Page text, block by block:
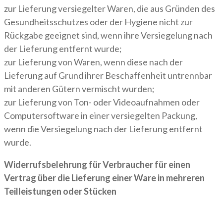
zur Lieferung versiegelter Waren, die aus Gründen des
Gesundheitsschutzes oder der Hygiene nicht zur
Rückgabe geeignet sind, wenn ihre Versiegelung nach
der Lieferung entfernt wurde;
zur Lieferung von Waren, wenn diese nach der
Lieferung auf Grund ihrer Beschaffenheit untrennbar
mit anderen Gütern vermischt wurden;
zur Lieferung von Ton- oder Videoaufnahmen oder
Computersoftware in einer versiegelten Packung,
wenn die Versiegelung nach der Lieferung entfernt
wurde.
Widerrufsbelehrung für Verbraucher für einen
Vertrag über die Lieferung einer Ware in mehreren
Teilleistungen oder Stücken